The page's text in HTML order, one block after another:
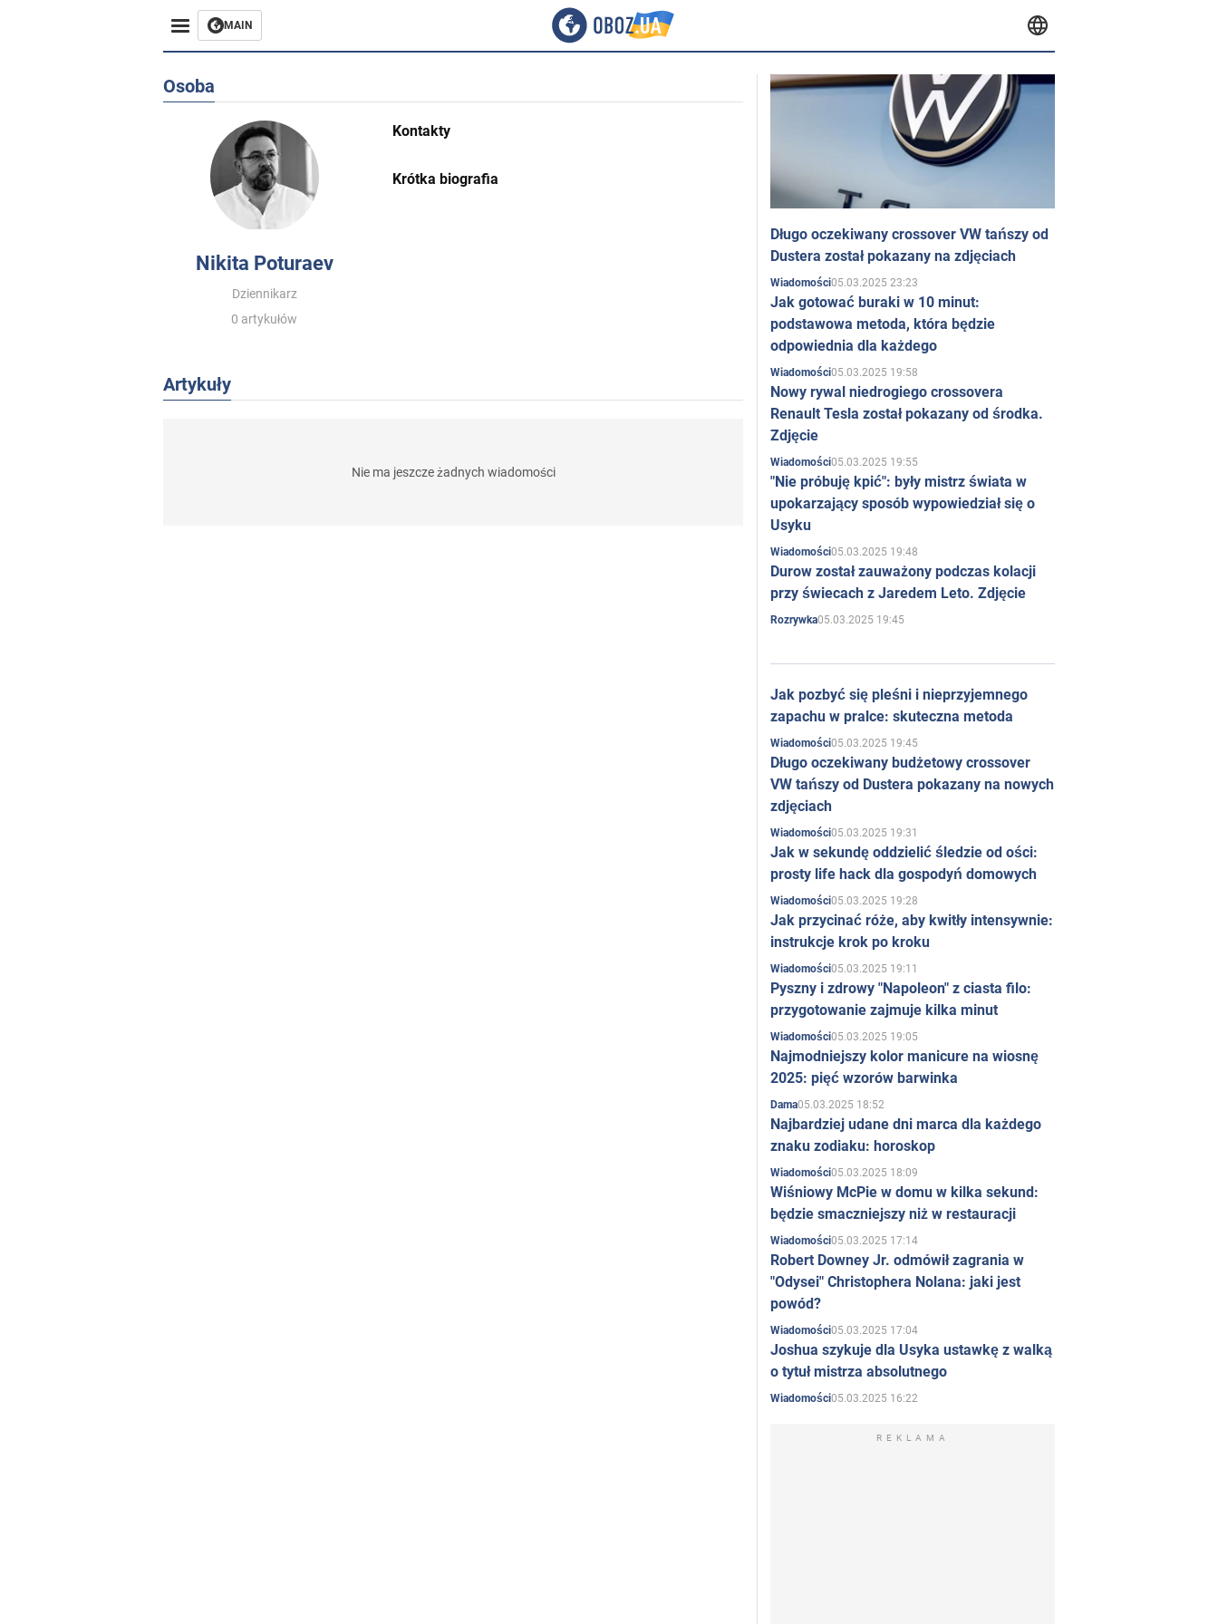
MAIN
Osoba
Nikita Poturaev
Dziennikarz
0 artykułów
Kontakty
Krótka biografia
Artykuły
Nie ma jeszcze żadnych wiadomości
Długo oczekiwany crossover VW tańszy od
Dustera został pokazany na zdjęciach
Wiadomości05.03.2025 23:23
Jak gotować buraki w 10 minut:
podstawowa metoda, która będzie
odpowiednia dla każdego
Wiadomości05.03.2025 19:58
Nowy rywal niedrogiego crossovera
Renault Tesla został pokazany od środka.
Zdjęcie
Wiadomości05.03.2025 19:55
"Nie próbuję kpić": były mistrz świata w
upokarzający sposób wypowiedział się o
Usyku
Wiadomości05.03.2025 19:48
Durow został zauważony podczas kolacji
przy świecach z Jaredem Leto. Zdjęcie
Rozrywka05.03.2025 19:45
Jak pozbyć się pleśni i nieprzyjemnego
zapachu w pralce: skuteczna metoda
Wiadomości05.03.2025 19:45
Długo oczekiwany budżetowy crossover
VW tańszy od Dustera pokazany na nowych
zdjęciach
Wiadomości05.03.2025 19:31
Jak w sekundę oddzielić śledzie od ości:
prosty life hack dla gospodyń domowych
Wiadomości05.03.2025 19:28
Jak przycinać róże, aby kwitły intensywnie:
instrukcje krok po kroku
Wiadomości05.03.2025 19:11
Pyszny i zdrowy "Napoleon" z ciasta filo:
przygotowanie zajmuje kilka minut
Wiadomości05.03.2025 19:05
Najmodniejszy kolor manicure na wiosnę
2025: pięć wzorów barwinka
Dama05.03.2025 18:52
Najbardziej udane dni marca dla każdego
znaku zodiaku: horoskop
Wiadomości05.03.2025 18:09
Wiśniowy McPie w domu w kilka sekund:
będzie smaczniejszy niż w restauracji
Wiadomości05.03.2025 17:14
Robert Downey Jr. odmówił zagrania w
"Odysei" Christophera Nolana: jaki jest
powód?
Wiadomości05.03.2025 17:04
Joshua szykuje dla Usyka ustawkę z walką
o tytuł mistrza absolutnego
Wiadomości05.03.2025 16:22
REKLAMA